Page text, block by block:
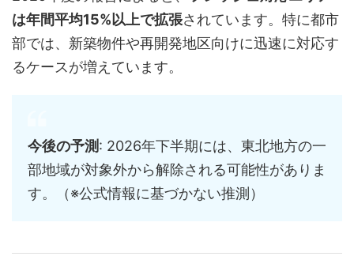
は年間平均15%以上で拡張されています。特に都市
部では、新築物件や再開発地区向けに迅速に対応す
るケースが増えています。
今後の予測: 2026年下半期には、東北地方の一
部地域が対象外から解除される可能性がありま
す。（※公式情報に基づかない推測）